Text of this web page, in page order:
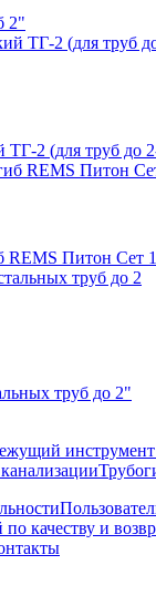
2"
ТГ-2 (для труб до
REMS Питон Сет
труб до 2"
инструмент
качеству и